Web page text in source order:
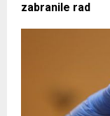
zabranile rad